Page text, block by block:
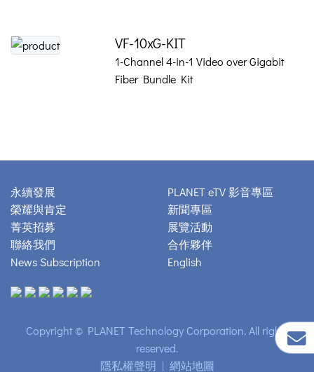
VF-10xG-KIT
1-Channel 4-in-1 Video over Gigabit
Fiber Bundle Kit
永續發展
榮耀與肯定
菁英招募
聯絡我們
News Subscription
PLANET eTV 影音專區
新聞專區
展覽活動
合作夥伴
English
Copyright © PLANET Technology Corporation. All rights
reserved.
隱私權聲明 | 網站地圖